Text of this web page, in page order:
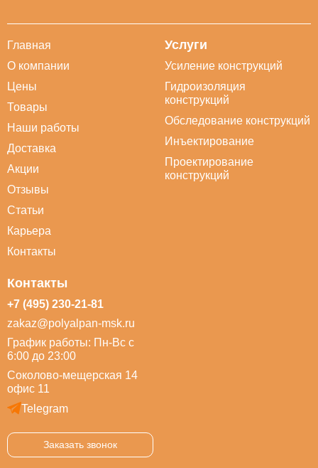
Главная
О компании
Цены
Товары
Наши работы
Доставка
Акции
Отзывы
Статьи
Карьера
Контакты
Услуги
Усиление конструкций
Гидроизоляция
конструкций
Обследование конструкций
Инъектирование
Проектирование
конструкций
Контакты
+7 (495) 230-21-81
zakaz@polyalpan-msk.ru
График работы: Пн-Вс с
6:00 до 23:00
Соколово-мещерская 14
офис 11
Telegram
Заказать звонок